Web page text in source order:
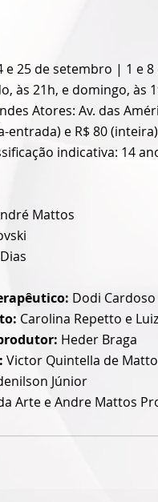
e 25 de setembro | 1 e
às 21h, e domingo, às
Atores: Av. das
entrada) e R$ 80 (inteira)
indicativa: 14
Mattos
Dodi Cardoso
Carolina Repetto e
Heder Braga
Victor Quintella de
Júnior
Arte e Andre Mattos